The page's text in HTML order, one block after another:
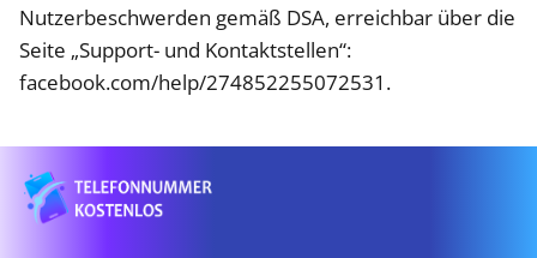
Nutzerbeschwerden gemäß DSA, erreichbar über die
Seite „Support- und Kontaktstellen“:
facebook.com/help/274852255072531.